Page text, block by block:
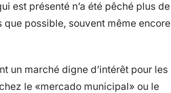
est présenté n’a été pêché plus de
que possible, souvent même encore
un marché digne d’intérêt pour les
le «mercado municipal» ou le